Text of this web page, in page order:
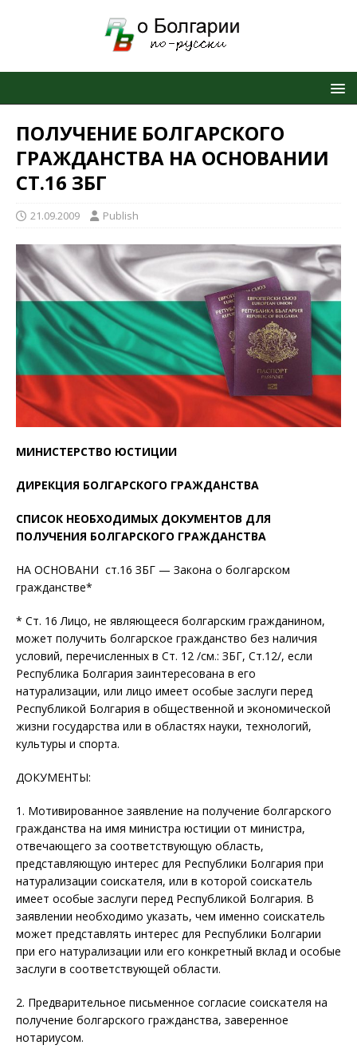
ПОЛУЧЕНИЕ БОЛГАРСКОГО
ГРАЖДАНСТВА НА ОСНОВАНИИ
СТ.16 ЗБГ
21.09.2009 Publish
МИНИСТЕРСТВО ЮСТИЦИИ
ДИРЕКЦИЯ БОЛГАРСКОГО ГРАЖДАНСТВА
СПИСОК НЕОБХОДИМЫХ ДОКУМЕНТОВ ДЛЯ
ПОЛУЧЕНИЯ БОЛГАРСКОГО ГРАЖДАНСТВА
НА ОСНОВАНИ ст.16 ЗБГ — Закона о болгарском
гражданстве*
* Ст. 16 Лицо, не являющееся болгарским гражданином,
может получить болгарское гражданство без наличия
условий, перечисленных в Ст. 12 /см.: ЗБГ, Ст.12/, если
Республика Болгария заинтересована в его
натурализации, или лицо имеет особые заслуги перед
Республикой Болгария в общественной и экономической
жизни государства или в областях науки, технологий,
культуры и спорта.
ДОКУМЕНТЫ:
1. Мотивированное заявление на получение болгарского
гражданства на имя министра юстиции от министра,
отвечающего за соответствующую область,
представляющую интерес для Республики Болгария при
натурализации соискателя, или в которой соискатель
имеет особые заслуги перед Республикой Болгария. В
заявлении необходимо указать, чем именно соискатель
может представлять интерес для Республики Болгарии
при его натурализации или его конкретный вклад и особые
заслуги в соответствующей области.
2. Предварительное письменное согласие соискателя на
получение болгарского гражданства, заверенное
нотариусом.